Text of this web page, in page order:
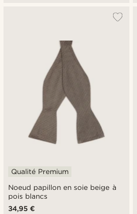
Noeud papillon en soie beige à
pois blancs
Qualité Premium
34,95 €